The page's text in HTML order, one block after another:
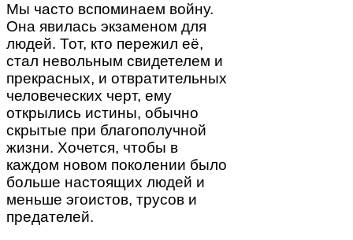
Мы часто вспоминаем войну.
Она явилась экзаменом для
людей. Тот, кто пережил её,
стал невольным свидетелем и
прекрасных, и отвратительных
человеческих черт, ему
открылись истины, обычно
скрытые при благополучной
жизни. Хочется, чтобы в
каждом новом поколении было
больше настоящих людей и
меньше эгоистов, трусов и
предателей.